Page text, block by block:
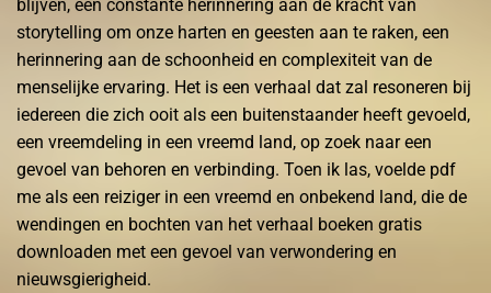
blijven, een constante herinnering aan de kracht van
storytelling om onze harten en geesten aan te raken, een
herinnering aan de schoonheid en complexiteit van de
menselijke ervaring. Het is een verhaal dat zal resoneren bij
iedereen die zich ooit als een buitenstaander heeft gevoeld,
een vreemdeling in een vreemd land, op zoek naar een
gevoel van behoren en verbinding. Toen ik las, voelde pdf
me als een reiziger in een vreemd en onbekend land, die de
wendingen en bochten van het verhaal boeken gratis
downloaden met een gevoel van verwondering en
nieuwsgierigheid.